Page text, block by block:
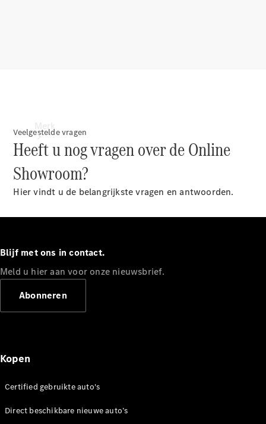
Ontdek ons
nieuws
Over
Mercedes-
Benz
Over ons
Veelgestelde vragen
Heeft u nog vragen over de Online
Showroom?
Hier vindt u de belangrijkste vragen en antwoorden.
Blijf met ons in contact.
Meld u hier aan voor onze nieuwsbrief.
Abonneren
Kopen
Certified gebruikte auto's
Direct beschikbare nieuwe auto’s